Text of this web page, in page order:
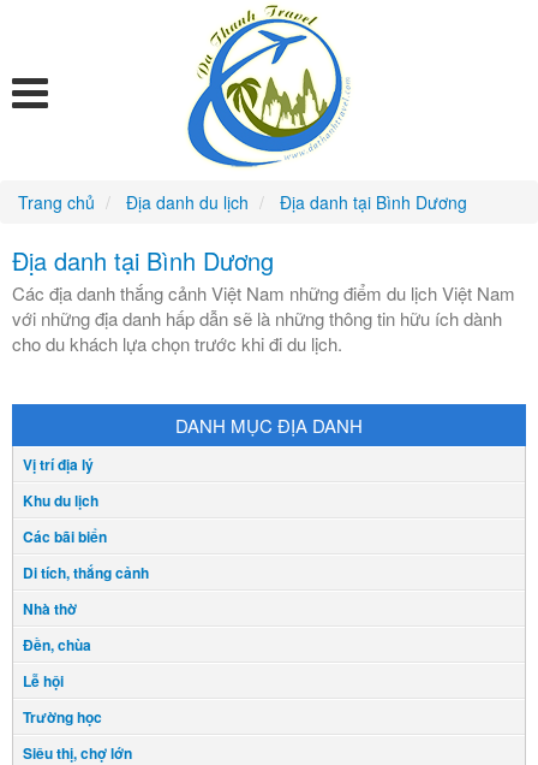
Trang chủ Địa danh du lịch Địa danh tại Bình Dương
Địa danh tại Bình Dương
Các địa danh thắng cảnh Việt Nam những điểm du lịch Việt Nam
với những địa danh hấp dẫn sẽ là những thông tin hữu ích dành
cho du khách lựa chọn trước khi đi du lịch.
DANH MỤC ĐỊA DANH
Vị trí địa lý
Khu du lịch
Các bãi biển
Di tích, thắng cảnh
Nhà thờ
Đền, chùa
Lễ hội
Trường học
Siêu thị, chợ lớn